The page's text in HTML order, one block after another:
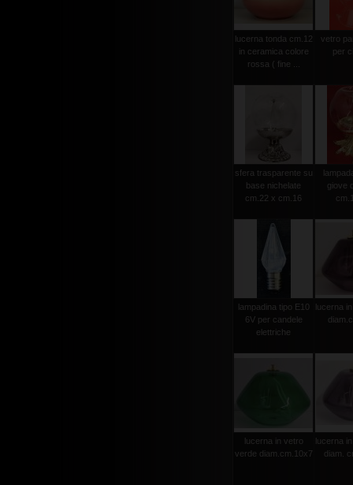
lucerna tonda cm.12
in ceramica colore
rossa ( fine ...
vetro
per
sfera trasparente su
base nichelate
cm.22 x cm.16
giove
lampadina tipo E10
6V per candele
elettriche
lucerna
lucerna in vetro
verde diam.cm.10x7
lucerna
diam.